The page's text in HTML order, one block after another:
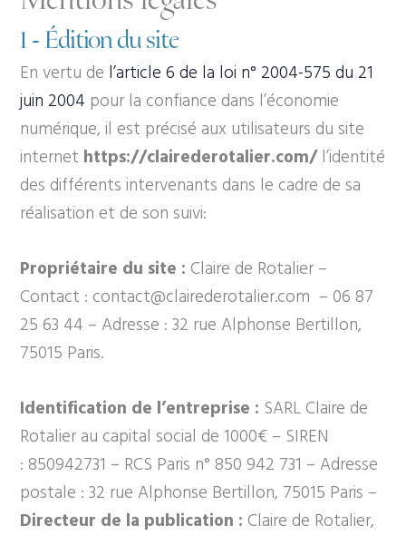
1 - Édition du site
En vertu de l’article 6 de la loi n° 2004-575 du 21
juin 2004 pour la confiance dans l’économie
numérique, il est précisé aux utilisateurs du site
internet https://clairederotalier.com/l’identité
des différents intervenants dans le cadre de sa
réalisation et de son suivi:
Propriétaire du site : Claire de Rotalier–
Contact : contact@clairederotalier.com –06 87
25 63 44 – Adresse :32 rue Alphonse Bertillon,
75015 Paris.
Identification de l’entreprise : SARL Claire de
Rotalierau capital social de1000€ – SIREN
: 850942731 – RCS Paris n° 850 942 731 – Adresse
postale :32 rue Alphonse Bertillon, 75015 Paris –
Directeur de la publication : Claire de Rotalier,